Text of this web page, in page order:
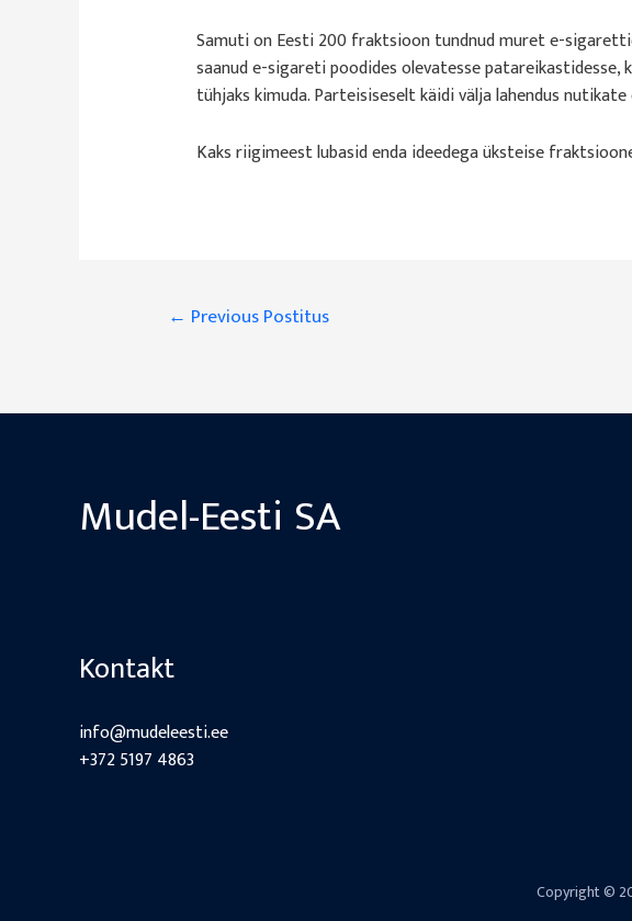
Samuti on Eesti 200 fraktsioon tundnud muret e-
saanud e-sigareti poodides olevatesse
tühjaks kimuda. Parteisiseselt käidi välja lahendus
Kaks riigimeest lubasid enda ideedega üksteise
Navigeerimine
← Previous Postitus
Mudel-Eesti SA
Kontakt
info@mudeleesti.ee
+372 5197 4863
Copyright ©